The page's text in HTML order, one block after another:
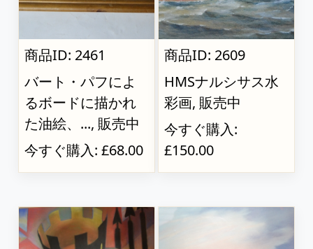
商品ID: 2461
バート・パフによ
るボードに描かれ
た油絵、..., 販売中
今すぐ購入: £68.00
商品ID: 2609
HMSナルシサス水
彩画, 販売中
今すぐ購入:
£150.00